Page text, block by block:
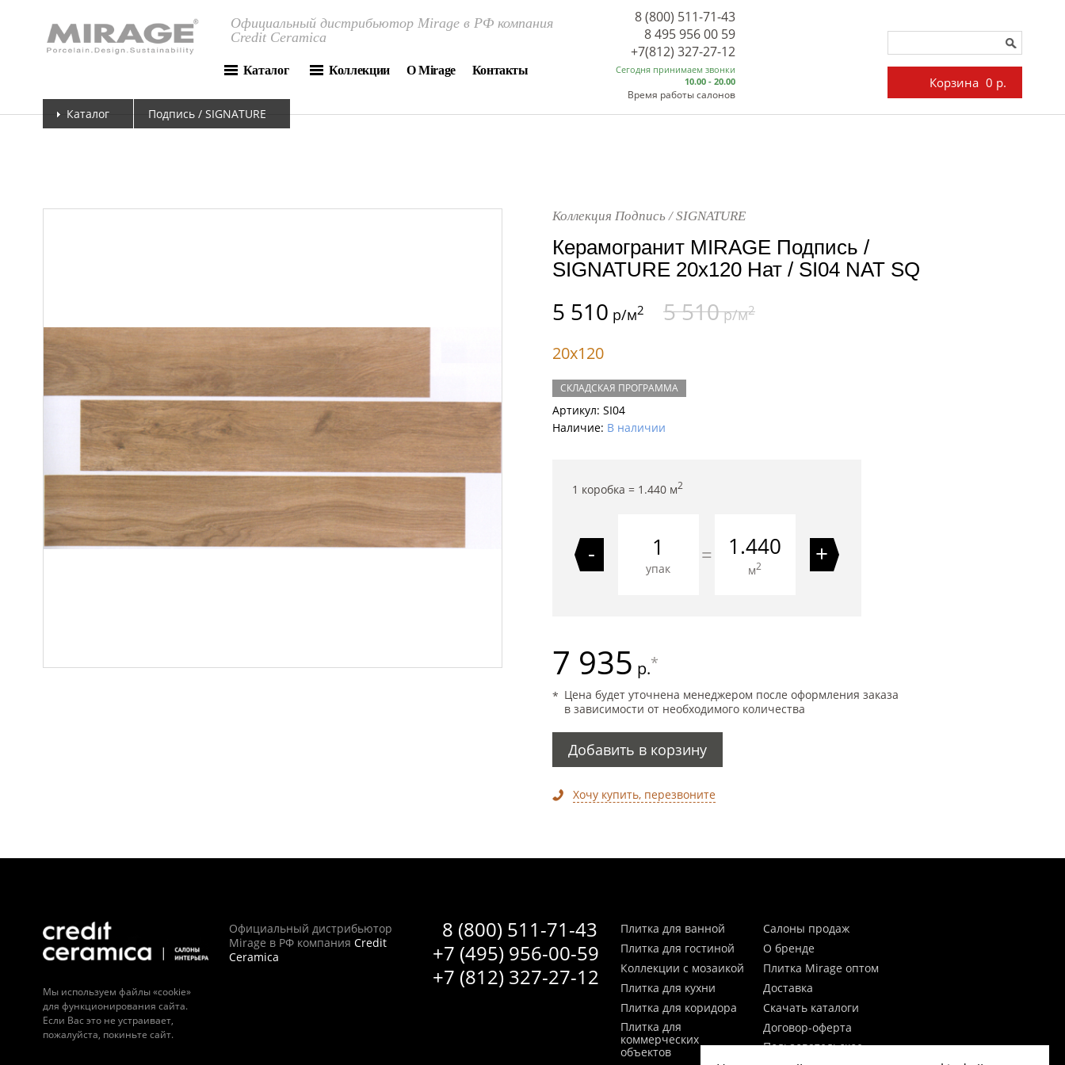
Официальный дистрибьютор Mirage в РФ компания
Credit Ceramica
Каталог Коллекции О Mirage Контакты
8 (800) 511-71-43
8 495 956 00 59
Сегодня принимаем звонки
10.00 - 20.00
Время работы салонов
+7(812) 327-27-12
Корзина 0 р.
Каталог Подпись / SIGNATURE
Коллекция Подпись / SIGNATURE
Керамогранит MIRAGE Подпись /
SIGNATURE 20x120 Нат / SI04 NAT SQ
5 510 р/м2 5 510р/м2
20x120
СКЛАДСКАЯ ПРОГРАММА
Артикул: SI04
Наличие: В наличии
1 коробка = 1.440м2
-
упак
= 1.440
м2 +
7 935 р.*
Цена будет уточнена менеджером после оформления заказа
в зависимости от необходимого количества
Добавить в корзину
Хочу купить, перезвоните
Мы используем файлы «cookie»
для функционирования сайта.
Если Вас это не устраивает,
пожалуйста, покиньте сайт.
8 (800) 511-71-43
+7 (495) 956-00-59
+7 (812) 327-27-12
Официальный дистрибьютор
Mirage в РФ компания Credit
Ceramica
Плитка для ванной
Плитка для гостиной
Коллекции с мозаикой
Плитка для кухни
Плитка для коридора
Плитка для
коммерческих
объектов
Салоны продаж
О бренде
Плитка Mirage оптом
Доставка
Скачать каталоги
Договор-оферта
Пользовательское